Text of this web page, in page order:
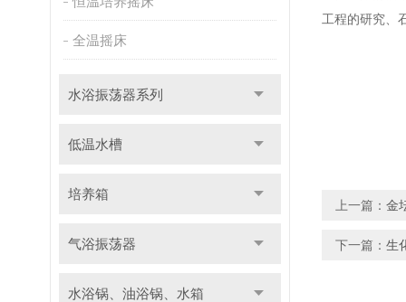
全温摇床
水浴振荡器系列
低温水槽
培养箱
气浴振荡器
水浴锅、油浴锅、水箱
工程的研究、
上一篇： 金
下一篇： 生